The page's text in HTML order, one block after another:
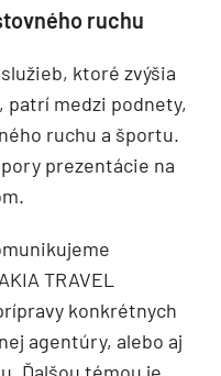
ruchu
ktoré zvýšia
medzi podnety,
ruchu a športu.
prezentácie na
TRAVEL
konkrétnych
agentúry, alebo aj